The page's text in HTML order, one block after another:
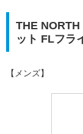
THE
ット FLフラ
【メンズ】